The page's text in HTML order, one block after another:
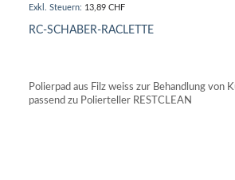
13,89 CHF
RC-SCHABER-RACLETTE
Polierpad aus Filz weiss zur Behandlung von
passend zu Polierteller RESTCLEAN